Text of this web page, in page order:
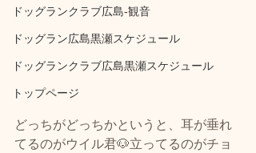
ドッグランクラブ広島‐観音
ドッグラン広島黒瀬スケジュール
ドッグランクラブ広島黒瀬スケジュール
トップページ
どっちがどっちかというと、耳が垂れ
てるのがウイル君🐶立ってるのがチョ